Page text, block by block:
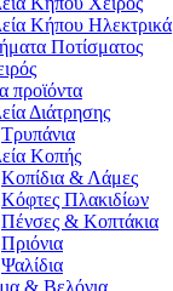
Κήπου Ηλεκτρικά
Ποτίσματος
προϊόντα
Διάτρησης
Τρυπάνια
Κοπής
Κοπίδια & Λάμες
Κόφτες Πλακιδίων
Πένσες & Κοπτάκια
Πριόνια
Ψαλίδια
& Βελόνια